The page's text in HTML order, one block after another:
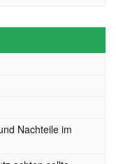
Nachteile im